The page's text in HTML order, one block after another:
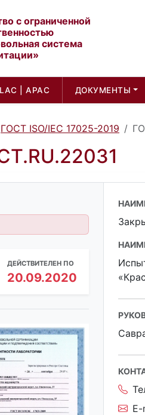
с ограниченной
система
| APAC ДОКУМЕНТЫ
ГОСТ ISO/IEC 17025-2019
ДЕЙСТВИТЕЛЕН ПО
20.09.2020
E-